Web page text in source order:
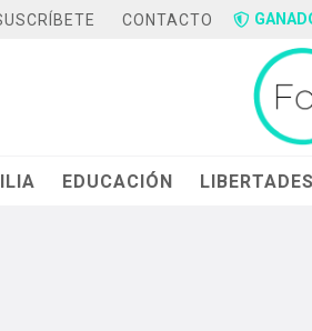
CONTACTO
EDUCACIÓN LIBERTADES